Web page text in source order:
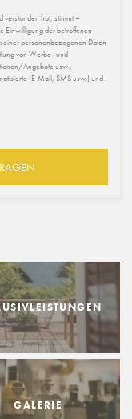
verstanden hat, stimmt –
Einwilligung der betroffenen
personenbezogenen Daten
von Werbe- und
Angebote usw.,
(E-Mail, SMS usw.) und
GALERIE